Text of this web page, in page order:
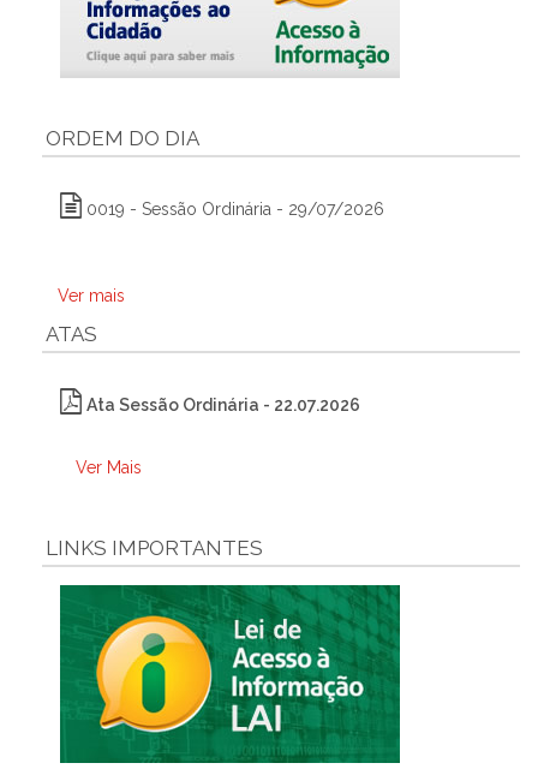
ORDEM DO DIA
0019 - Sessão Ordinária - 29/07/2026
Ver mais
ATAS
Ata Sessão Ordinária - 22.07.2026
Ver Mais
LINKS IMPORTANTES